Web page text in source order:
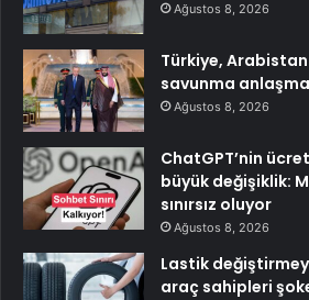
Ağustos 8, 2026
Türkiye,
savunma
Ağustos 8, 2026
ChatGPT’nin
büyük değişiklik:
sınırsız oluyor
Ağustos 8, 2026
Lastik
araç sahipleri